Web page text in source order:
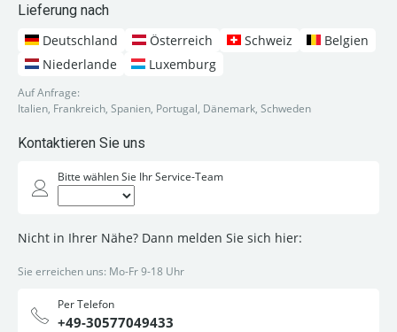
Lieferung nach
Deutschland
Österreich Schweiz
Belgien
Niederlande
Luxemburg
Auf Anfrage:
Italien, Frankreich, Spanien, Portugal, Dänemark, Schweden
Kontaktieren Sie uns
Bitte wählen Sie Ihr Service-Team
Nicht in Ihrer Nähe? Dann melden Sie sich hier:
Sie erreichen uns: Mo-Fr 9-18 Uhr
Per Telefon
+49-30577049433